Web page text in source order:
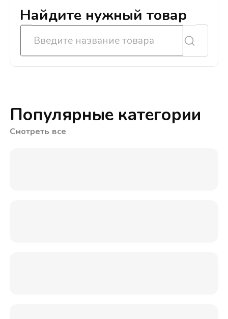
Найдите нужный товар
Популярные категории
Смотреть все